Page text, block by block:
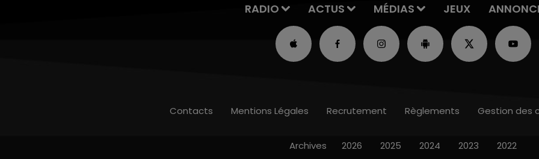
RADIO ACTUS MÉDIAS JEUX
Contacts Mentions Légales Recrutement Règlements Gestion des
Archives 2026 2025 2024 2023 2022